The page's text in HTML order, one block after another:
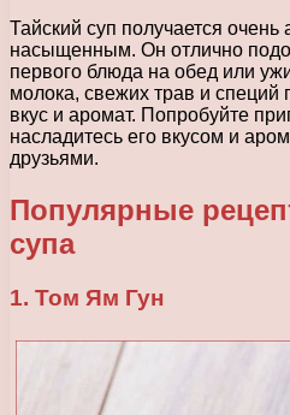
Тайский суп получается
насыщенным. Он отлично
первого блюда на обед или
молока, свежих трав и специй
вкус и аромат. Попробуйте
насладитесь его вкусом и
друзьями.
Популярные
супа
1. Том Ям Гун